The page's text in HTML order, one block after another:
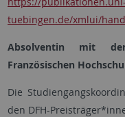
tuebingen.de/xmlui/
Absolventin mit
Französischen
Die
den DFH-